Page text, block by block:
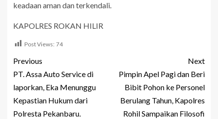
keadaan aman dan terkendali.
KAPOLRES ROKAN HILIR
Post Views: 74
Previous
PT. Assa Auto Service di
laporkan, Eka Menunggu
Kepastian Hukum dari
Polresta Pekanbaru.
Next
Pimpin Apel Pagi dan Beri
Bibit Pohon ke Personel
Berulang Tahun, Kapolres
Rohil Sampaikan Filosofi